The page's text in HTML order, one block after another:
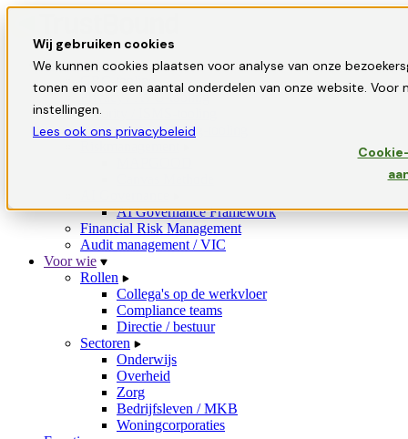
Wij gebruiken cookies
We kunnen cookies plaatsen voor analyse van onze
tonen en voor een aantal onderdelen van onze website.
instellingen.
Lees ook ons privacybeleid
Oplossingen
Privacy / AVG-tooling
Security / ISMS-tooling
Informatiebeveiliging-tooling
AI Governance Framework
Financial Risk Management
Audit management / VIC
Voor wie
Rollen
Collega's op de werkvloer
Compliance teams
Directie / bestuur
Sectoren
Onderwijs
Overheid
Zorg
Bedrijfsleven / MKB
Woningcorporaties